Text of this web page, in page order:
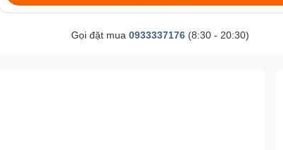
Gọi đặt mua 0933337176(8:30 - 20:30)